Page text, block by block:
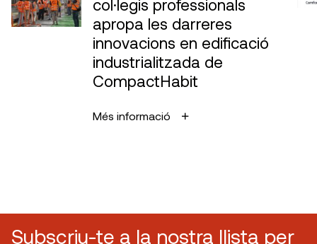
col·legis professionals
apropa les darreres
innovacions en edificació
industrialitzada de
CompactHabit
Més informació
Subscriu-te a la nostra llista per